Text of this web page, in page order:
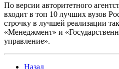
По версии авторитетного
входит в топ 10 лучших вузов
строчку в лучшей реализации
«Менеджмент» и
управление».
Назад